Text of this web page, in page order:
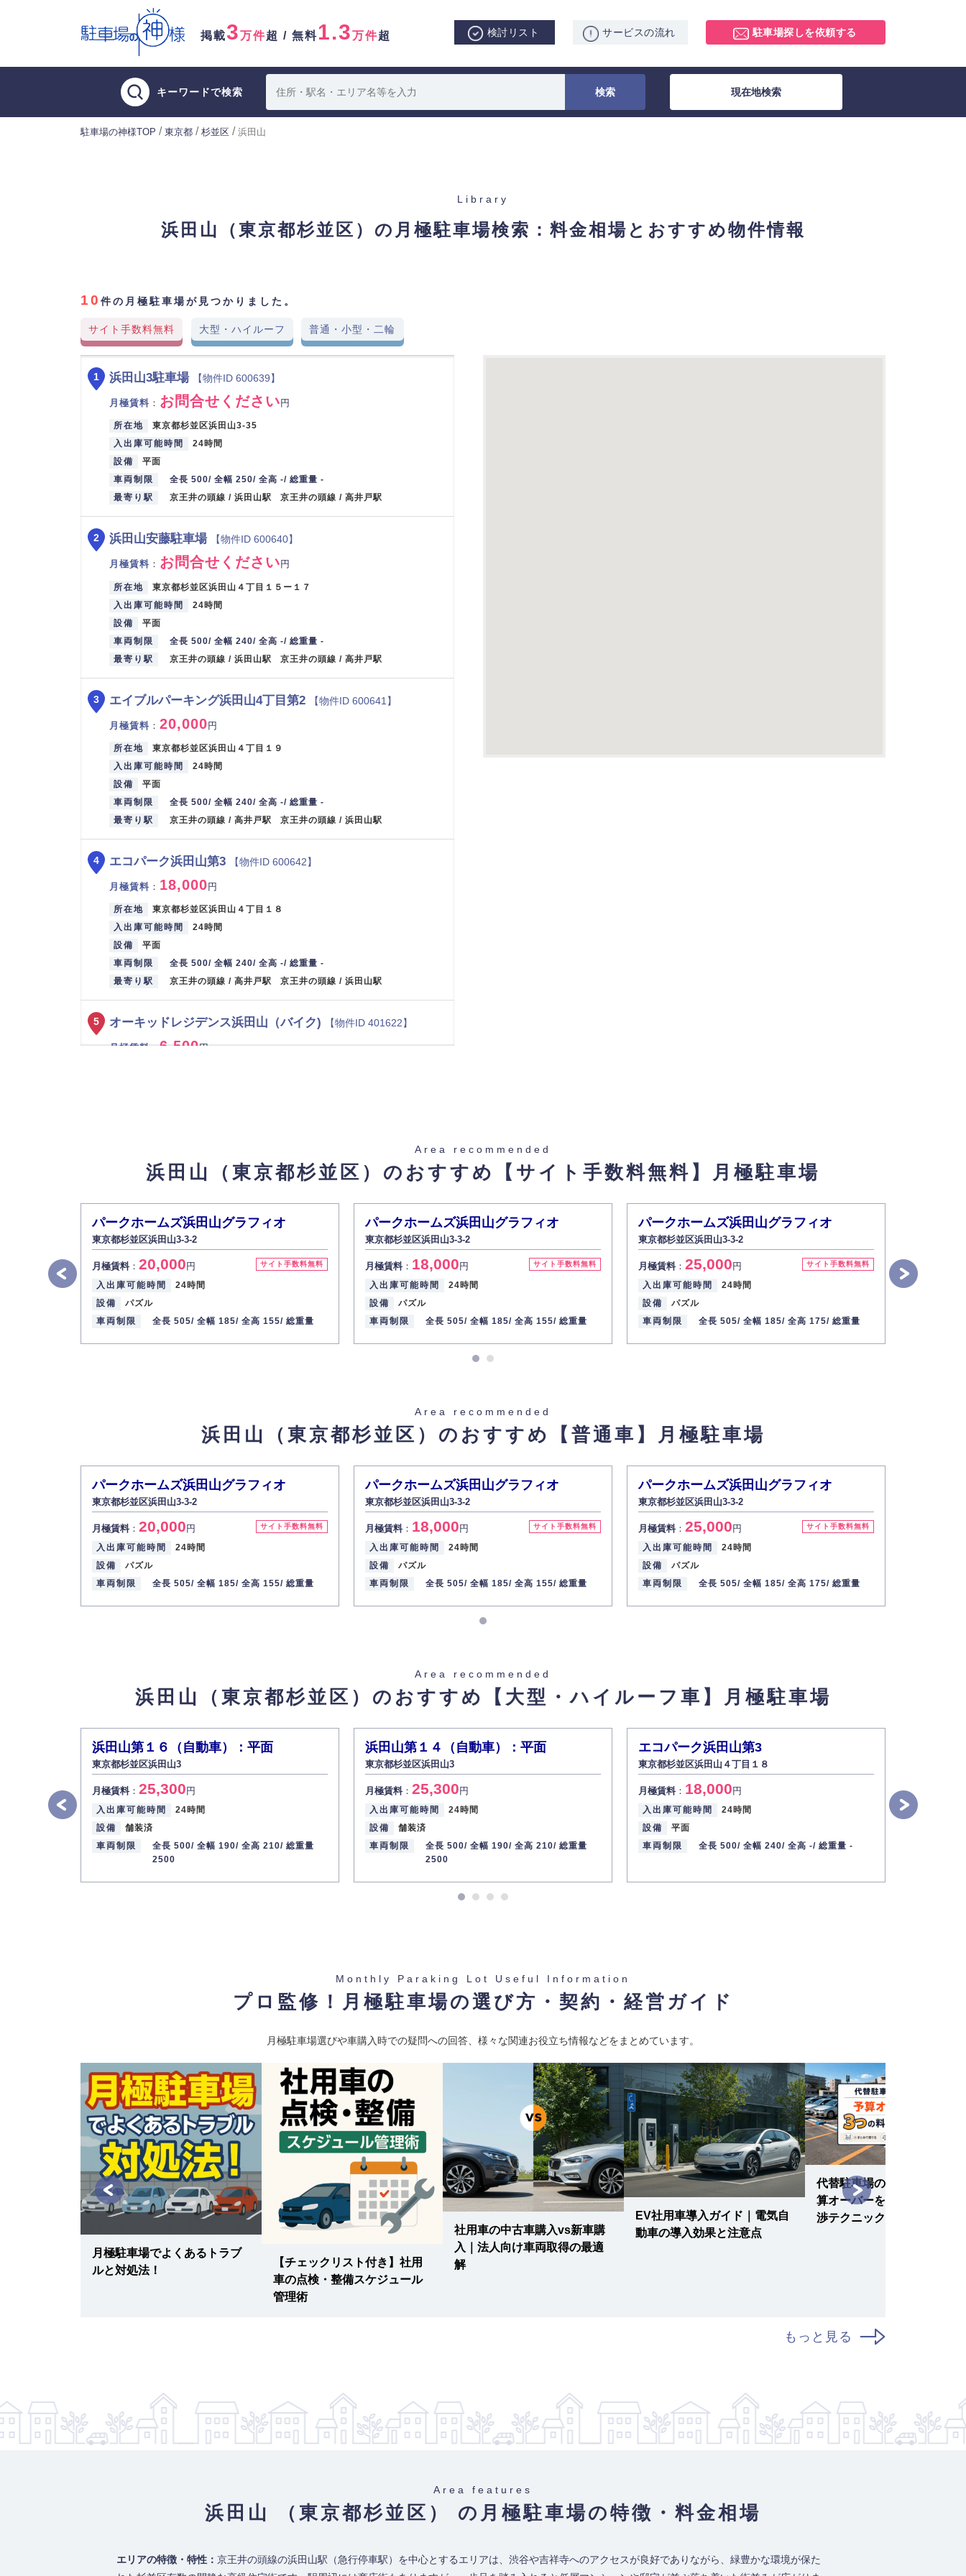
掲載3万件超 / 無料1.3万件超 検討リスト サービスの流れ 駐車場探しを依頼する
キーワードで検索 現在地検索
駐車場の神様TOP / 東京都 / 杉並区 / 浜田山
Library
浜田山（東京都杉並区）の月極駐車場検索： 料金相場とおすすめ物件情報
10 件の月極駐車場が見つかりました。
サイト手数料無料 大型・ハイルーフ 普通・小型・二輪
浜田山3駐車場 【物件ID 600639】
月極賃料 ： お問合せください 円
所在地
東京都杉並区浜田山3-35
入出庫可能時間
24時間
設備
平面
車両制限
全長 500/ 全幅 250/ 全高 -/ 総重量 -
最寄り駅
京王井の頭線 / 浜田山駅 京王井の頭線 / 高井戸駅
1
浜田山安藤駐車場 【物件ID 600640】
月極賃料 ： お問合せください 円
所在地
東京都杉並区浜田山４丁目１５ー１７
入出庫可能時間
24時間
設備
平面
車両制限
全長 500/ 全幅 240/ 全高 -/ 総重量 -
最寄り駅
京王井の頭線 / 浜田山駅 京王井の頭線 / 高井戸駅
2
エイブルパーキング浜田山4丁目第2 【物件ID 600641】
月極賃料 ： 20,000円
所在地
東京都杉並区浜田山４丁目１９
入出庫可能時間
24時間
設備
平面
車両制限
全長 500/ 全幅 240/ 全高 -/ 総重量 -
最寄り駅
京王井の頭線 / 高井戸駅 京王井の頭線 / 浜田山駅
3
エコパーク浜田山第3 【物件ID 600642】
月極賃料 ： 18,000 円
所在地
東京都杉並区浜田山４丁目１８
入出庫可能時間
24時間
設備
平面
車両制限
全長 500/ 全幅 240/ 全高 -/ 総重量 -
最寄り駅
京王井の頭線 / 高井戸駅 京王井の頭線 / 浜田山駅
4
オーキッドレジデンス浜田山（バイク) 【物件ID 401622】
月極賃料：6,500円
5
浜田山第１４（自動車）：平面【物件ID BUK4479101】
25,300
所在地
東京都杉並区浜田山3
入出庫可能時間
24時間
設備
舗装済
車両制限
全長 500/ 全幅 190/ 全高 210/ 総重量 2500
最寄り駅
京王井の頭線 / 西永福駅 京王井の頭線 / 浜田山駅
浜田山第１６（自動車）：平面【物件ID BUK6064702】
全長 500/ 全幅 190/ 全高 210/ 総重量 2500
最寄り駅
京王井の頭線 / 浜田山駅
7
パークホームズ浜田山グラフィオ 【物件ID 407798】
月極賃料：25,000
所在地
東京都杉並区浜田山3-3-2
入出庫可能時間
設備
パズル
車両制限
全長 505/ 全幅 185/ 全高 175/ 総重量
8
月極賃料： 18,000 円
設備
パズル
車両制限
全長 505/ 全幅 185/ 全高 155/ 総重量
最寄り駅
京王井の頭線 / 西永福駅
パークホームズ浜田山グラフィオ 【物件ID 407800】
：20,000
10
Area recommended
浜田山（東京都杉並区）のおすすめ 【サイト手数料無料】月極駐車場
パークホームズ浜田山グラフィオ
東京都杉並区浜田山3-3-2
サイト手数料無料
月極賃料： 20,000円
入出庫可能時間
24時間
設備
パズル
車両制限
全長 505/ 全幅 185/ 全高 155/ 総重量
パークホームズ浜田山グラフィオ
東京都杉並区浜田山3-3-2
サイト手数料無料
月極賃料： 18,000円
入出庫可能時間
24時間
設備
パズル
車両制限
全長 505/ 全幅 185/ 全高 155/ 総重量
パークホームズ浜田山グラフィオ
東京都杉並区浜田山3-3-2
サイト手数料無料
月極賃料： 25,000円
入出庫可能時間
24時間
設備
パズル
車両制限
全長 505/ 全幅 185/ 全高 175/ 総重量
月極賃料
Area recommended
浜田山（東京都杉並区）のおすすめ 【普通車】月極駐車場
パークホームズ浜田山グラフィオ
東京都杉並区浜田山3-3-2
サイト手数料無料
月極賃料： 20,000円
入出庫可能時間
24時間
設備
パズル
車両制限
全長 505/ 全幅 185/ 全高 155/ 総重量
パークホームズ浜田山グラフィオ
東京都杉並区浜田山3-3-2
サイト手数料無料
月極賃料： 18,000円
入出庫可能時間
24時間
設備
パズル
車両制限
全長 505/ 全幅 185/ 全高 155/ 総重量
パークホームズ浜田山グラフィオ
東京都杉並区浜田山3-3-2
サイト手数料無料
月極賃料： 25,000円
入出庫可能時間
24時間
設備
パズル
車両制限
全長 505/ 全幅 185/ 全高 175/ 総重量
Area recommended
浜田山（東京都杉並区）のおすすめ 【大型・ハイルーフ車】月極駐車場
浜田山第１６（自動車）：平面
東京都杉並区浜田山3
月極賃料： 25,300円
入出庫可能時間
24時間
設備
舗装済
車両制限
全長 500/ 全幅 190/ 全高 210/ 総重量
2500
浜田山第１４（自動車）：平面
東京都杉並区浜田山3
月極賃料： 25,300円
入出庫可能時間
24時間
設備
舗装済
車両制限
全長 500/ 全幅 190/ 全高 210/ 総重量
2500
エコパーク浜田山第3
東京都杉並区浜田山４丁目１８
月極賃料： 18,000円
入出庫可能時間
24時間
設備
平面
車両制限
全長 500/ 全幅 240/ 全高 -/ 総重量 -
月極賃料
入出庫可
Monthly Paraking Lot Useful Information
プロ監修！月極駐車場の選び方・契約・経営ガイド
月極駐車場選びや車購入時での疑問への回答、様々な関連お役立ち情報などをまとめています。
月極駐車場でよくあるトラブ
ルと対処法！
【チェックリスト付き】社用
車の点検・整備スケジュール
管理術
社用車の中古車購入vs新車購
入｜法人向け車両取得の最適
解
EV社用車導入ガイド｜電気自
動車の導入効果と注意点
代替駐車場の複数台確保、予
算オーバーを防ぐ3つの料金
渉テクニック
もっと見る
Area features
浜田山 （東京都杉並区） の月極駐車場の特徴・料金相場
エリアの特徴・特性： 京王井の頭線の浜田山駅（急行停車駅）を中心とするエリアは、渋谷や吉祥寺へのアクセスが良好でありながら、緑豊かな環境が保た